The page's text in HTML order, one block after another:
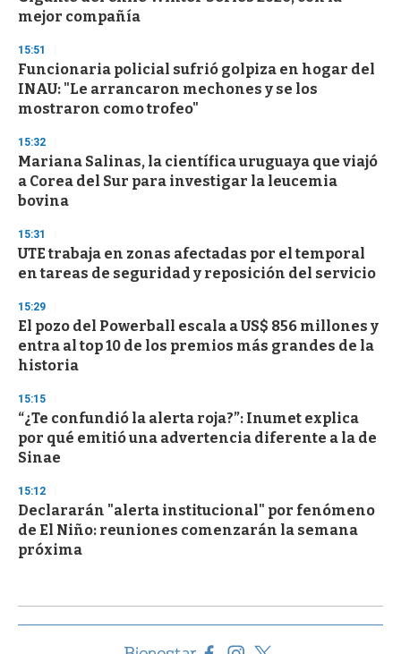
c
o
d
s
mejor compañía
15:51
Funcionaria policial sufrió golpiza en hogar del
INAU: "Le arrancaron mechones y se los
mostraron como trofeo"
15:32
Mariana Salinas, la científica uruguaya que viajó
a Corea del Sur para investigar la leucemia
bovina
15:31
UTE trabaja en zonas afectadas por el temporal
en tareas de seguridad y reposición del servicio
15:29
El pozo del Powerball escala a US$ 856 millones y
entra al top 10 de los premios más grandes de la
historia
15:15
“¿Te confundió la alerta roja?”: Inumet explica
por qué emitió una advertencia diferente a la de
Sinae
15:12
Declararán "alerta institucional" por fenómeno
de El Niño: reuniones comenzarán la semana
próxima